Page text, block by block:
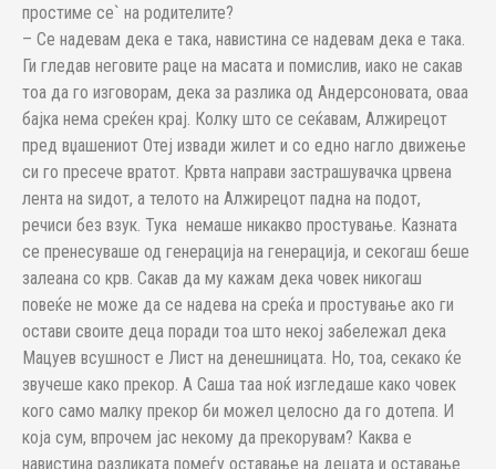
простиме се` на родителите?
– Се надевам дека е така, навистина се надевам дека е така.
Ги гледав неговите раце на масата и помислив, иако не сакав
тоа да го изговорам, дека за разлика од Андерсоновата, оваа
бајка нема среќен крај. Колку што се сеќавам, Алжирецот
пред вџашениот Отеј извади жилет и со едно нагло движење
си го пресече вратот. Крвта направи застрашувачка црвена
лента на ѕидот, а телото на Алжирецот падна на подот,
речиси без взук. Тука немаше никакво простување. Казната
се пренесуваше од генерација на генерација, и секогаш беше
залеана со крв. Сакав да му кажам дека човек никогаш
повеќе не може да се надева на среќа и простување ако ги
остави своите деца поради тоа што некој забележал дека
Мацуев всушност е Лист на денешницата. Но, тоа, секако ќе
звучеше како прекор. А Саша таа ноќ изгледаше како човек
кого само малку прекор би можел целосно да го дотепа. И
која сум, впрочем јас некому да прекорувам? Каква е
навистина разликата помеѓу оставање на децата и оставање